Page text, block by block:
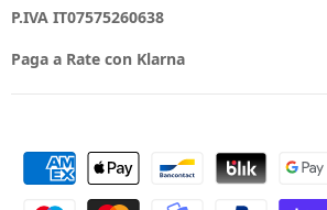
P.IVA IT07575260638
Paga a Rate con Klarna